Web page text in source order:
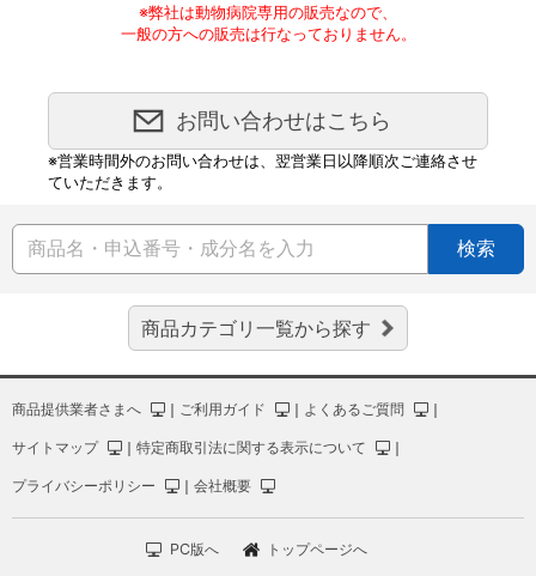
※弊社は動物病院専用の販売なので、
一般の方への販売は行なっておりません。
お問い合わせはこちら
※営業時間外のお問い合わせは、翌営業日以降順次ご連絡させ
ていただきます。
検索
商品カテゴリ一覧から探す
商品提供業者さまへ ｜ ご利用ガイド ｜ よくあるご質問 ｜
サイトマップ ｜ 特定商取引法に関する表示について ｜
プライバシーポリシー ｜ 会社概要
PC版へ トップページへ